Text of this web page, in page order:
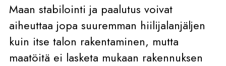
Maan stabilointi ja paalutus voivat
aiheuttaa jopa suuremman hiilijalanjäljen
kuin itse talon rakentaminen, mutta
maatöitä ei lasketa mukaan rakennuksen